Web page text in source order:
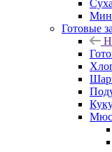
Готовые